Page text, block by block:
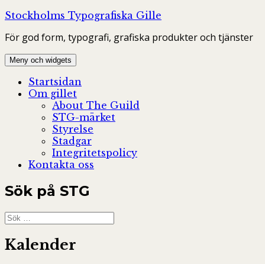
Hoppa
innehåll
Stockholms Typografiska Gille
För god form, typografi, grafiska produkter och tjänster
Meny och widgets
Startsidan
Om gillet
About The Guild
STG-märket
Styrelse
Stadgar
Integritetspolicy
Kontakta oss
Sök på STG
Sök
efter:
Kalender